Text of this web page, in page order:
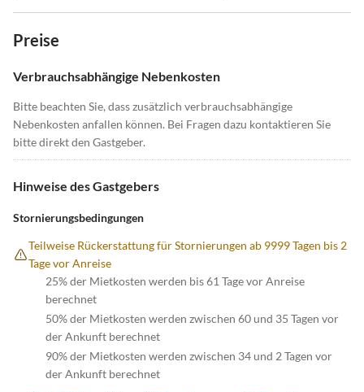
Preise
Verbrauchsabhängige Nebenkosten
Bitte beachten Sie, dass zusätzlich verbrauchsabhängige
Nebenkosten anfallen können. Bei Fragen dazu kontaktieren Sie
bitte direkt den Gastgeber.
Hinweise des Gastgebers
Stornierungsbedingungen
Teilweise Rückerstattung für Stornierungen ab 9999 Tagen bis 2
Tage vor Anreise
25% der Mietkosten werden bis 61 Tage vor Anreise
berechnet
50% der Mietkosten werden zwischen 60 und 35 Tagen vor
der Ankunft berechnet
90% der Mietkosten werden zwischen 34 und 2 Tagen vor
der Ankunft berechnet